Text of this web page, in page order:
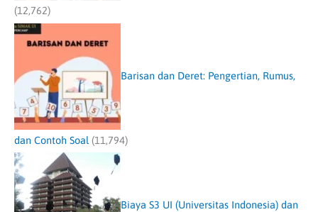
(12,762)
Barisan dan Deret: Pengertian, Rumus,
dan Contoh Soal (11,794)
Biaya S3 UI (Universitas Indonesia) dan